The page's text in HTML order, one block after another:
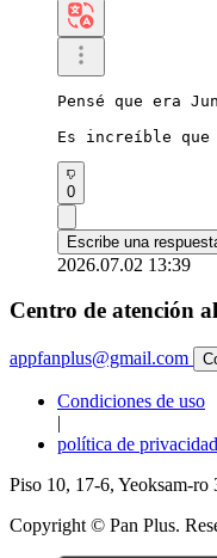
Pensé que era
Es increíble que
0
Escribe una
2026.07.02 13:39
Centro de atención
appfanplus@gmail.com
Condiciones de uso
|
política de privacidad
Piso 10, 17-6, Yeoksam-
Copyright © Pan Plus.